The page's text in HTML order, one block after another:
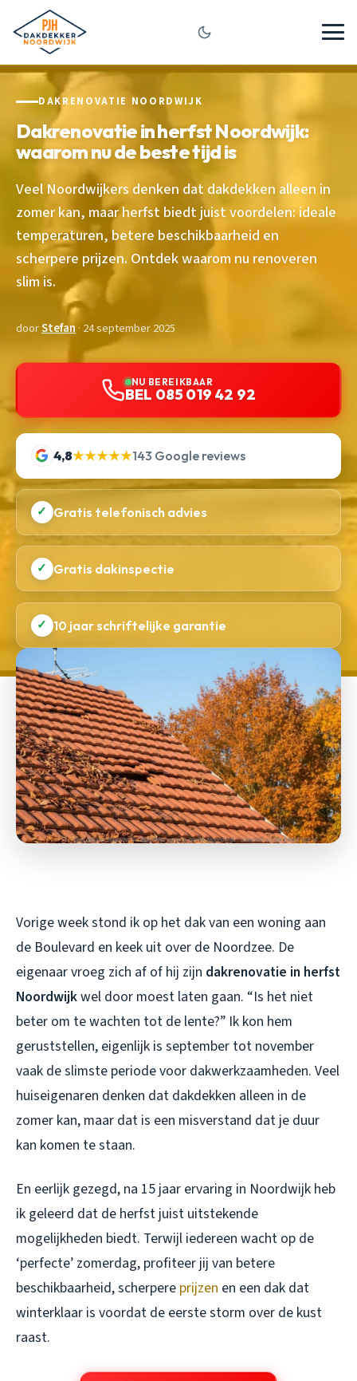
DAKRENOVATIE NOORDWIJK
Dakrenovatie in herfst Noordwijk:
waarom nu de beste tijd is
Veel Noordwijkers denken dat dakdekken alleen in
zomer kan, maar herfst biedt juist voordelen: ideale
temperaturen, betere beschikbaarheid en
scherpere prijzen. Ontdek waarom nu renoveren
slim is.
doorStefan · 24 september 2025
NU BEREIKBAAR
BEL 085 019 42 92
4,8★★★★★143 Google reviews
✓ Gratis telefonisch advies
✓ Gratis dakinspectie
✓ 10 jaar schriftelijke garantie
Vorige week stond ik op het dak van een woning aan
de Boulevard en keek uit over de Noordzee. De
eigenaar vroeg zich af of hij zijn dakrenovatie in herfst
Noordwijkwel door moest laten gaan. “Is het niet
beter om te wachten tot de lente?” Ik kon hem
geruststellen, eigenlijk is september tot november
vaak de slimste periode voor dakwerkzaamheden. Veel
huiseigenaren denken dat dakdekken alleen in de
zomer kan, maar dat is een misverstand dat je duur
kan komen te staan.
En eerlijk gezegd, na 15 jaar ervaring in Noordwijk heb
ik geleerd dat de herfst juist uitstekende
mogelijkheden biedt. Terwijl iedereen wacht op de
‘perfecte’ zomerdag, profiteer jij van betere
beschikbaarheid, scherpere prijzen en een dak dat
winterklaar is voordat de eerste storm over de kust
raast.